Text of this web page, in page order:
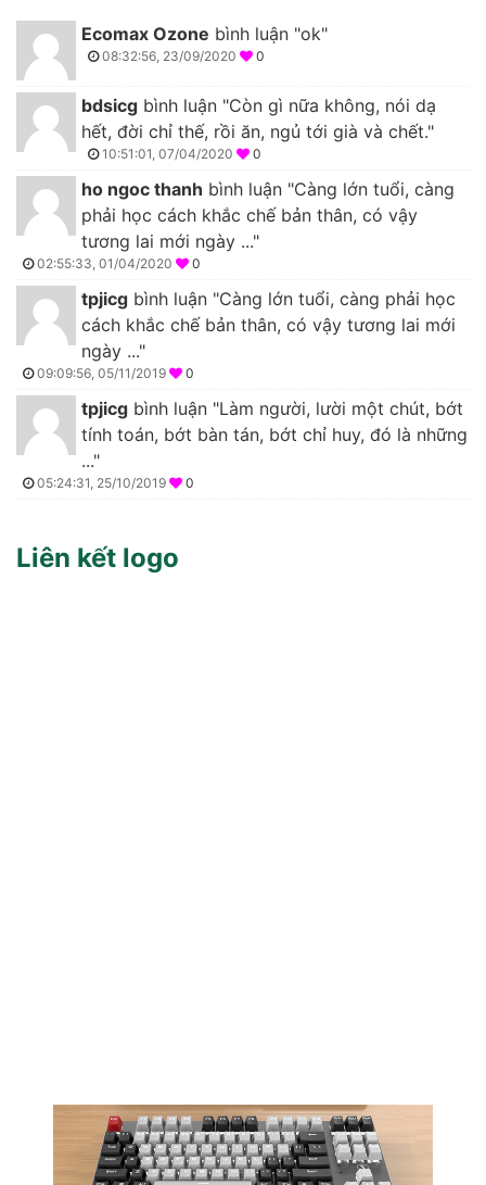
Ecomax Ozone bình luận "ok"
08:32:56, 23/09/2020 0
bdsicg bình luận "Còn gì nữa không, nói dạ
hết, đời chỉ thế, rồi ăn, ngủ tới già và chết."
10:51:01, 07/04/2020 0
ho ngoc thanh bình luận "Càng lớn tuổi, càng
phải học cách khắc chế bản thân, có vậy
tương lai mới ngày ..."
02:55:33, 01/04/2020 0
tpjicg bình luận "Càng lớn tuổi, càng phải học
cách khắc chế bản thân, có vậy tương lai mới
ngày ..."
09:09:56, 05/11/2019 0
tpjicg bình luận "Làm người, lười một chút, bớt
tính toán, bớt bàn tán, bớt chỉ huy, đó là những
..."
05:24:31, 25/10/2019 0
Liên kết logo